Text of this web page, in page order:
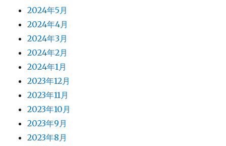
2024年5月
2024年4月
2024年3月
2024年2月
2024年1月
2023年12月
2023年11月
2023年10月
2023年9月
2023年8月